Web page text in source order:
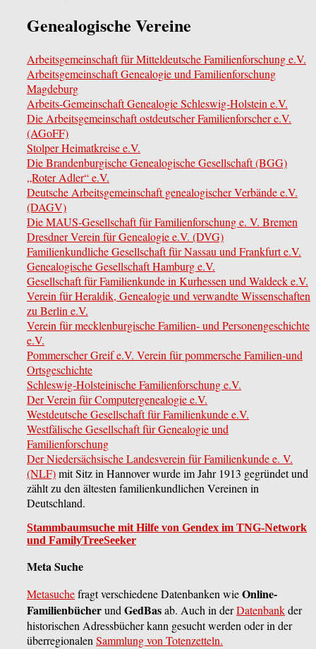
Genealogische Vereine
Arbeitsgemeinschaft für Mitteldeutsche Familienforschung e.V.
Arbeitsgemeinschaft Genealogie und Familienforschung
Magdeburg
Arbeits-Gemeinschaft Genealogie Schleswig-Holstein e.V.
Die Arbeitsgemeinschaft ostdeutscher Familienforscher e.V.
(AGoFF)
Stolper Heimatkreise e.V.
Die Brandenburgische Genealogische Gesellschaft (BGG)
„Roter Adler“ e.V.
Deutsche Arbeitsgemeinschaft genealogischer Verbände e.V.
(DAGV)
Die MAUS-Gesellschaft für Familienforschung e. V. Bremen
Dresdner Verein für Genealogie e.V. (DVG)
Familienkundliche Gesellschaft für Nassau und Frankfurt e.V.
Genealogische Gesellschaft Hamburg e.V.
Gesellschaft für Familienkunde in Kurhessen und Waldeck e.V.
Verein für Heraldik, Genealogie und verwandte Wissenschaften
zu Berlin e.V.
Verein für mecklenburgische Familien- und Personengeschichte
e.V.
Pommerscher Greif e.V. Verein für pommersche Familien-und
Ortsgeschichte
Schleswig-Holsteinische Familienforschung e.V.
Der Verein für Computergenealogie e.V.
Westdeutsche Gesellschaft für Familienkunde e.V.
Westfälische Gesellschaft für Genealogie und
Familienforschung
Der Niedersächsische Landesverein für Familienkunde e. V.
(NLF)mit Sitz in Hannover wurde im Jahr 1913 gegründet und
zählt zu den ältesten familienkundlichen Vereinen in
Deutschland.
Stammbaumsuche mit Hilfe von Gendex im TNG-Network
und FamilyTreeSeeker
Meta Suche
Metasuchefragt verschiedene Datenbanken wieOnline-
Familienbücherund GedBasab. Auch in derDatenbankder
historischen Adressbücher kann gesucht werden oder in der
überregionalen Sammlung von Totenzetteln.